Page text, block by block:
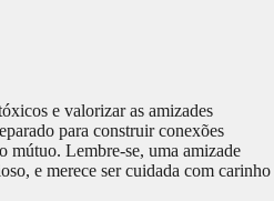
e valorizar as amizades
para construir conexões
mútuo. Lembre-se, uma amizade
e merece ser cuidada com carinho